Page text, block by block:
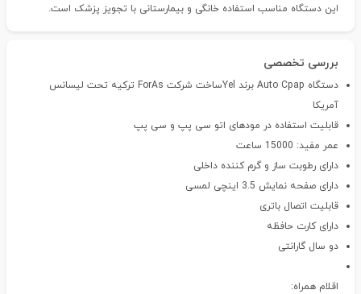
این دستگاه مناسب استفاده خانگی و بیمارستانی با تجویز پزشک است.
بررسی تخصصی
دستگاه Auto Cpap برند Yelساخت شرکت ForAs ترکیه تحت لیسانس
آمریکا
قابلیت استفاده در مودهای اتو سی پپ و سی پپ
عمر مفید: 15000 ساعت
دارای رطوبت ساز و گرم کننده داخلی
دارای صفحه نمایش 3.5 اینچی لمسی
قابلیت اتصال باتری
دارای کارت حافظه
دو سال گارانتی
اقلام همراه: